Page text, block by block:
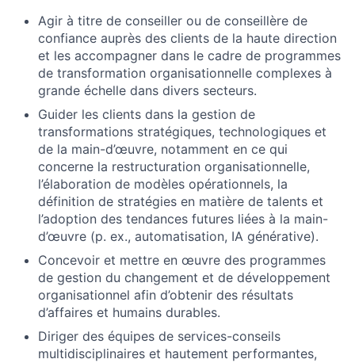
Agir à titre de conseiller ou de conseillère de
confiance auprès des clients de la haute direction
et les accompagner dans le cadre de programmes
de transformation organisationnelle complexes à
grande échelle dans divers secteurs.
Guider les clients dans la gestion de
transformations stratégiques, technologiques et
de la main-d’œuvre, notamment en ce qui
concerne la restructuration organisationnelle,
l’élaboration de modèles opérationnels, la
définition de stratégies en matière de talents et
l’adoption des tendances futures liées à la main-
d’œuvre (p. ex., automatisation, IA générative).
Concevoir et mettre en œuvre des programmes
de gestion du changement et de développement
organisationnel afin d’obtenir des résultats
d’affaires et humains durables.
Diriger des équipes de services-conseils
multidisciplinaires et hautement performantes,